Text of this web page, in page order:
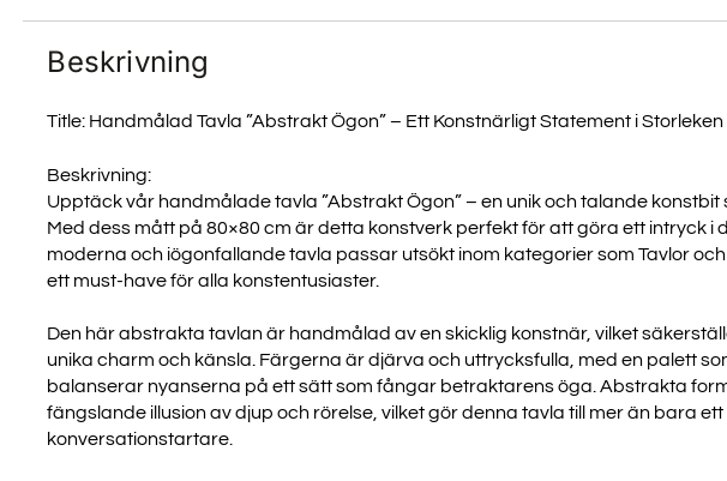
Beskrivning
Title: Handmålad Tavla ”Abstrakt Ögon” – Ett Konstnärligt Statement i
Beskrivning:
Upptäck vår handmålade tavla ”Abstrakt Ögon” – en unik och talande konstbit
Med dess mått på 80×80 cm är detta konstverk perfekt för att göra ett intryck i
moderna och iögonfallande tavla passar utsökt inom kategorier som Tavlor
ett must-have för alla konstentusiaster.
Den här abstrakta tavlan är handmålad av en skicklig konstnär, vilket
unika charm och känsla. Färgerna är djärva och uttrycksfulla, med en palett
balanserar nyanserna på ett sätt som fångar betraktarens öga. Abstrakta
fängslande illusion av djup och rörelse, vilket gör denna tavla till mer än bara
konversationstartare.